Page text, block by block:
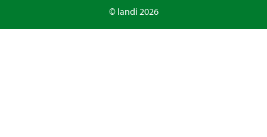
© landi 2026